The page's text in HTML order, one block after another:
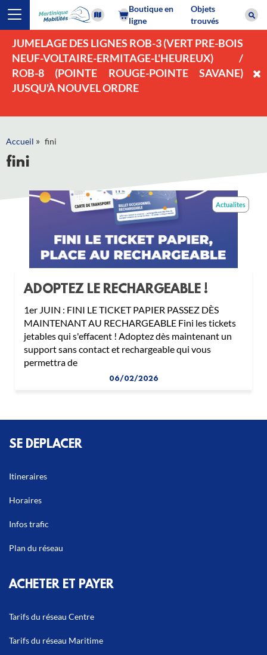
Boutique en
ligne
Objets
trouvés
JUMELAGE DES LIGNES ROB-3 (VERT PRE-BOIS
NEUF-VOLTAIRE-ERMITAGE-L'HEUREUX) /
ROB-8 (POINTE ROUGE-POINTE SAVANE)
JUSQU'À NOUVEL ORDRE
Accueil » fini
fini
Actualites
ADOPTEZ LE RECHARGEABLE !
1er JUIN : FINI LE TICKET PAPIER PASSEZ DÈS
MAINTENANT AU RECHARGEABLE Fini les tickets
jetables qui s'effacent ! Adoptez dès maintenant un
support sans contact et rechargeable qui vous
permettra de
06/02/2026
SE DEPLACER
Itineraires
Horaires
Infos trafic
Plan du réseau
ACHETER ET PAYER
Tarifs du réseau Centre
Tarifs du réseau Maritime